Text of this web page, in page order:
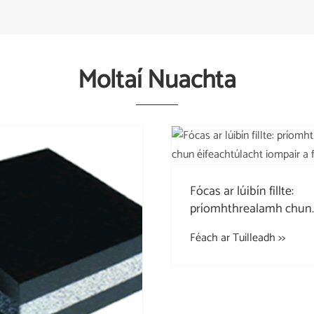
Moltaí Nuachta
Fócas ar lúibín fillte:
príomhthrealamh chun
fheabhsú
Féach ar Tuilleadh >>